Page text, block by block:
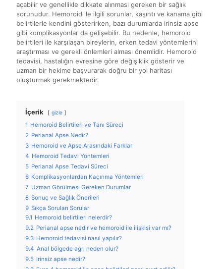
açabilir ve genellikle dikkate alınması gereken bir sağlık
sorunudur. Hemoroid ile ilgili sorunlar, kaşıntı ve kanama gibi
belirtilerle kendini gösterirken, bazı durumlarda irinsiz apse
gibi komplikasyonlar da gelişebilir. Bu nedenle, hemoroid
belirtileri ile karşılaşan bireylerin, erken tedavi yöntemlerini
araştırması ve gerekli önlemleri alması önemlidir. Hemoroid
tedavisi, hastalığın evresine göre değişiklik gösterir ve
uzman bir hekime başvurarak doğru bir yol haritası
oluşturmak gerekmektedir.
İçerik gizle
1 Hemoroid Belirtileri ve Tanı Süreci
2 Perianal Apse Nedir?
3 Hemoroid ve Apse Arasındaki Farklar
4 Hemoroid Tedavi Yöntemleri
5 Perianal Apse Tedavi Süreci
6 Komplikasyonlardan Kaçınma Yöntemleri
7 Uzman Görülmesi Gereken Durumlar
8 Sonuç ve Sağlık Önerileri
9 Sıkça Sorulan Sorular
9.1 Hemoroid belirtileri nelerdir?
9.2 Perianal apse nedir ve hemoroid ile ilişkisi var mı?
9.3 Hemoroid tedavisi nasıl yapılır?
9.4 Anal bölgede ağrı neden olur?
9.5 Irinsiz apse nedir?